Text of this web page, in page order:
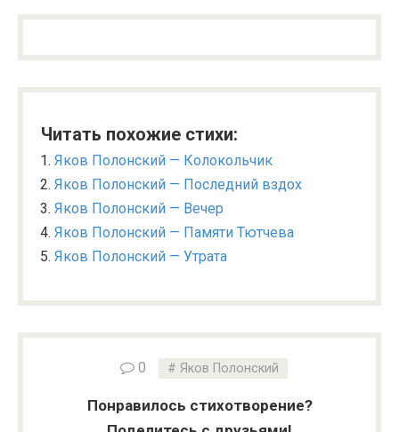
Читать похожие стихи:
Яков Полонский — Колокольчик
Яков Полонский — Последний вздох
Яков Полонский — Вечер
Яков Полонский — Памяти Тютчева
Яков Полонский — Утрата
0 Яков Полонский
Понравилось стихотворение?